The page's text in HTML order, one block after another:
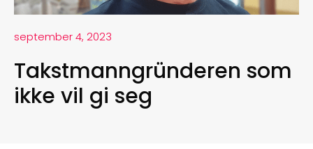
september 4, 2023
Takstmanngründeren som
ikke vil gi seg